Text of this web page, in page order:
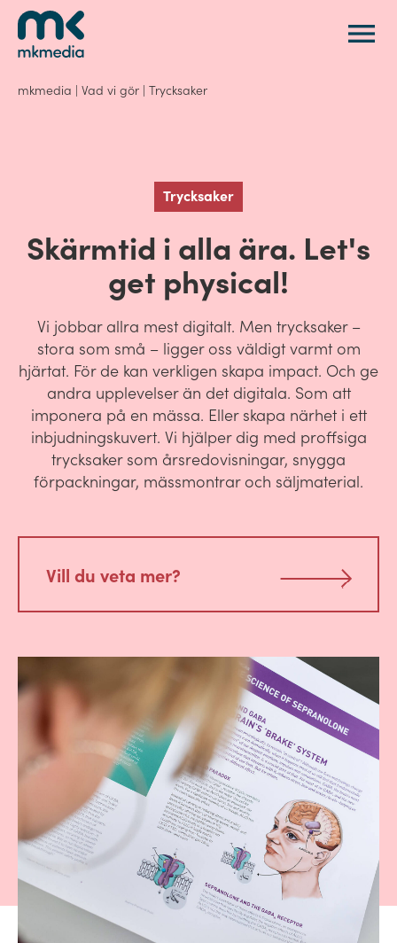
Gå till innehåll
mkmedia | Vad vi gör | Trycksaker
Trycksaker
Skärmtid i alla ära. Let's
get physical!
Vi jobbar allra mest digitalt. Men trycksaker –
stora som små – ligger oss väldigt varmt om
hjärtat. För de kan verkligen skapa impact. Och ge
andra upplevelser än det digitala. Som att
imponera på en mässa. Eller skapa närhet i ett
inbjudningskuvert. Vi hjälper dig med proffsiga
trycksaker som årsredovisningar, snygga
förpackningar, mässmontrar och säljmaterial.
Vill du veta mer?